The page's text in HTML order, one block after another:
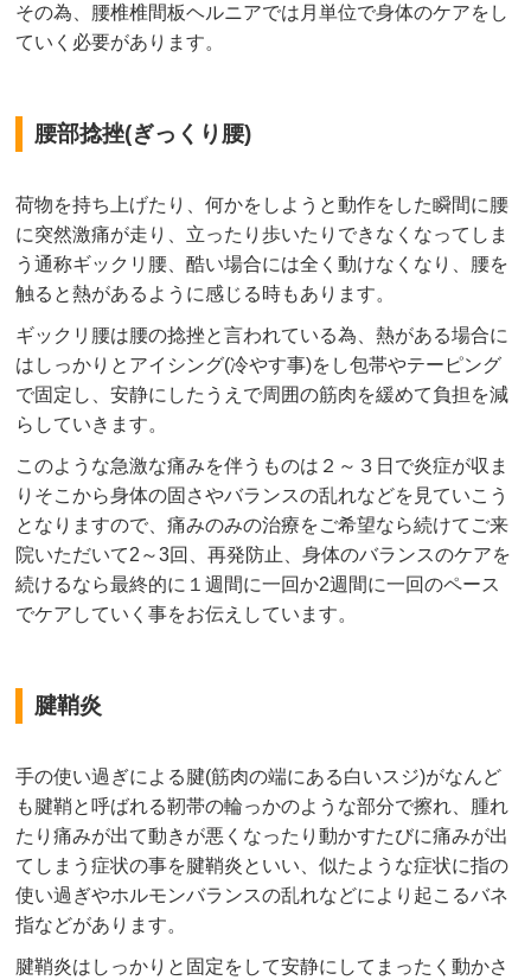
その為、腰椎椎間板ヘルニアでは月単位で身体のケアをし
ていく必要があります。
腰部捻挫(ぎっくり腰)
荷物を持ち上げたり、何かをしようと動作をした瞬間に腰
に突然激痛が走り、立ったり歩いたりできなくなってしま
う通称ギックリ腰、酷い場合には全く動けなくなり、腰を
触ると熱があるように感じる時もあります。
ギックリ腰は腰の捻挫と言われている為、熱がある場合に
はしっかりとアイシング(冷やす事)をし包帯やテーピング
で固定し、安静にしたうえで周囲の筋肉を緩めて負担を減
らしていきます。
このような急激な痛みを伴うものは２～３日で炎症が収ま
りそこから身体の固さやバランスの乱れなどを見ていこう
となりますので、痛みのみの治療をご希望なら続けてご来
院いただいて2～3回、再発防止、身体のバランスのケアを
続けるなら最終的に１週間に一回か2週間に一回のペース
でケアしていく事をお伝えしています。
腱鞘炎
手の使い過ぎによる腱(筋肉の端にある白いスジ)がなんど
も腱鞘と呼ばれる靭帯の輪っかのような部分で擦れ、腫れ
たり痛みが出て動きが悪くなったり動かすたびに痛みが出
てしまう症状の事を腱鞘炎といい、似たような症状に指の
使い過ぎやホルモンバランスの乱れなどにより起こるバネ
指などがあります。
腱鞘炎はしっかりと固定をして安静にしてまったく動かさ